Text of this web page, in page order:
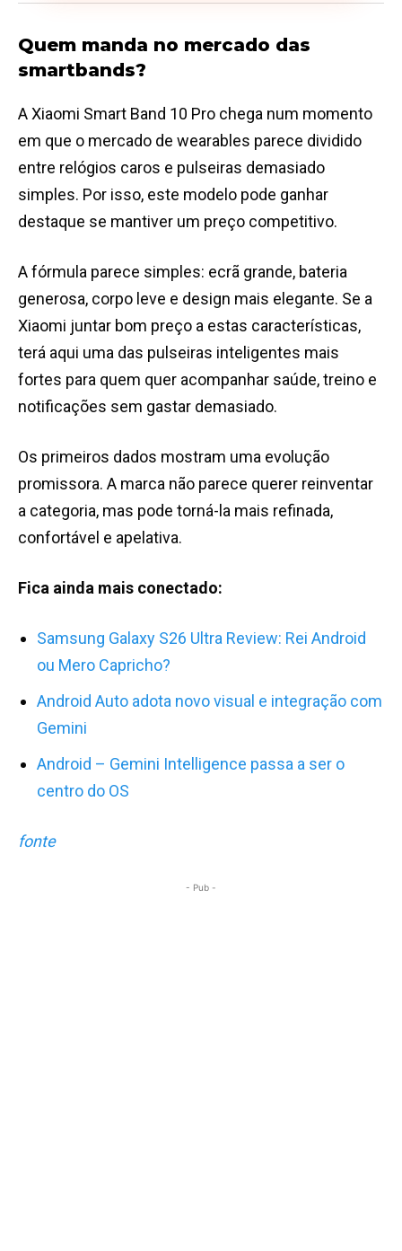
Quem manda no mercado das
smartbands?
A Xiaomi Smart Band 10 Pro chega num momento
em que o mercado de wearables parece dividido
entre relógios caros e pulseiras demasiado
simples. Por isso, este modelo pode ganhar
destaque se mantiver um preço competitivo.
A fórmula parece simples: ecrã grande, bateria
generosa, corpo leve e design mais elegante. Se a
Xiaomi juntar bom preço a estas características,
terá aqui uma das pulseiras inteligentes mais
fortes para quem quer acompanhar saúde, treino e
notificações sem gastar demasiado.
Os primeiros dados mostram uma evolução
promissora. A marca não parece querer reinventar
a categoria, mas pode torná-la mais refinada,
confortável e apelativa.
Fica ainda mais conectado:
Samsung Galaxy S26 Ultra Review: Rei Android
ou Mero Capricho?
Android Auto adota novo visual e integração com
Gemini
Android – Gemini Intelligence passa a ser o
centro do OS
fonte
- Pub -